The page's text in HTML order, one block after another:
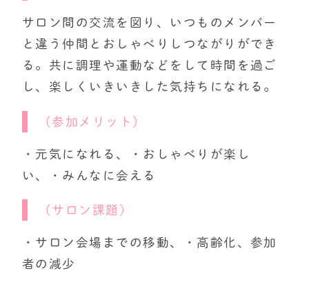
サロン間の交流を図り、いつものメンバー
と違う仲間とおしゃべりしつながりができ
る。共に調理や運動などをして時間を過ご
し、楽しくいきいきした気持ちになれる。
（参加メリット）
・元気になれる、・おしゃべりが楽し
い、・みんなに会える
（サロン課題）
・サロン会場までの移動、・高齢化、参加
者の減少